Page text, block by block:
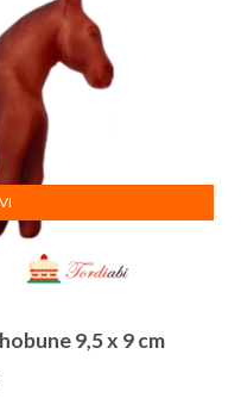
9,5 x 9 cm